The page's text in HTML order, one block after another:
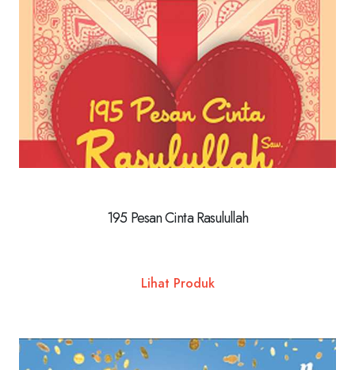
195 Pesan Cinta Rasulullah
Lihat Produk